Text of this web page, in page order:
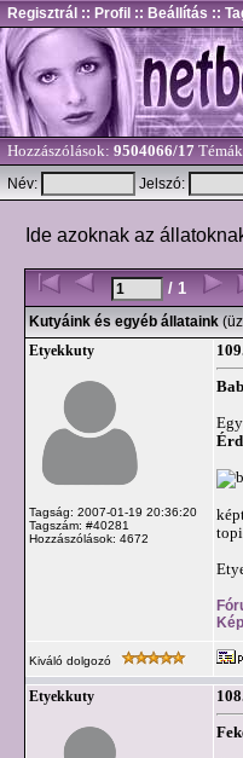
Regisztrál :: Profil :: Beállítás ::
Hozzászólások: 9504066/17
Név:
Jelszó:
Ide azoknak az
/ 1
Kutyáink és egyéb állataink
Etyekkuty
Tagság: 2007-01-19 20:36:20
Tagszám: #40281
Hozzászólások: 4672
Kiváló dolgozó
Etyekkuty